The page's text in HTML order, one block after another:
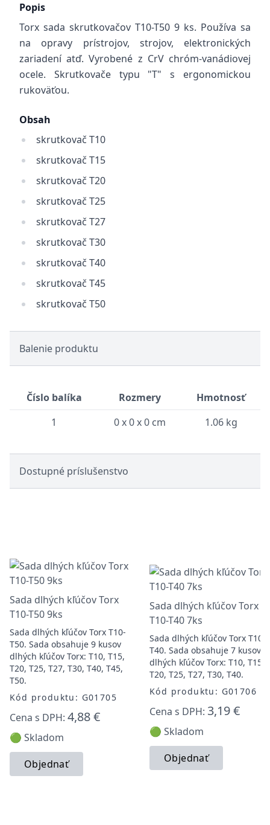
Popis
Torx sada skrutkovačov T10-T50 9 ks. Používa sa
na opravy prístrojov, strojov, elektronických
zariadení atď. Vyrobené z CrV chróm-vanádiovej
ocele. Skrutkovače typu "T" s ergonomickou
rukoväťou.
Obsah
skrutkovač T10
skrutkovač T15
skrutkovač T20
skrutkovač T25
skrutkovač T27
skrutkovač T30
skrutkovač T40
skrutkovač T45
skrutkovač T50
Balenie produktu
Číslo balíka Rozmery
Hmotnosť
1
0 x 0 x 0 cm 1.06 kg
Dostupné príslušenstvo
Sada dlhých kľúčov Torx
T10-T50 9ks
Sada dlhých kľúčov Torx T10-
T50. Sada obsahuje 9 kusov
dlhých kľúčov Torx: T10, T15,
T20, T25, T27, T30, T40, T45,
T50.
Kód produktu: G01705
Cena s DPH: 4,88 €
🟢 Skladom
Objednať
Sada dlhých kľúčov Torx
T10-T40 7ks
Sada dlhých kľúčov Torx T10-
T40. Sada obsahuje 7 kusov
dlhých kľúčov Torx: T10, T15,
T20, T25, T27, T30, T40.
Kód produktu: G01706
Cena s DPH: 3,19 €
🟢 Skladom
Objednať